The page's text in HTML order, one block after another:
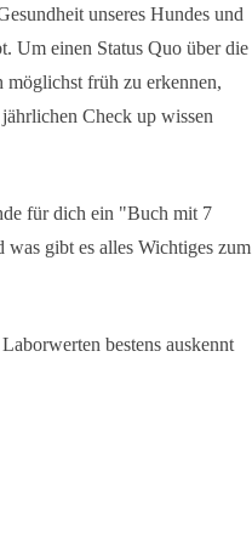
unseres Hundes und
Um einen Status Quo über die
möglichst früh zu erkennen,
Check up wissen
für dich ein "Buch mit 7
gibt es alles Wichtiges zum
bestens auskennt